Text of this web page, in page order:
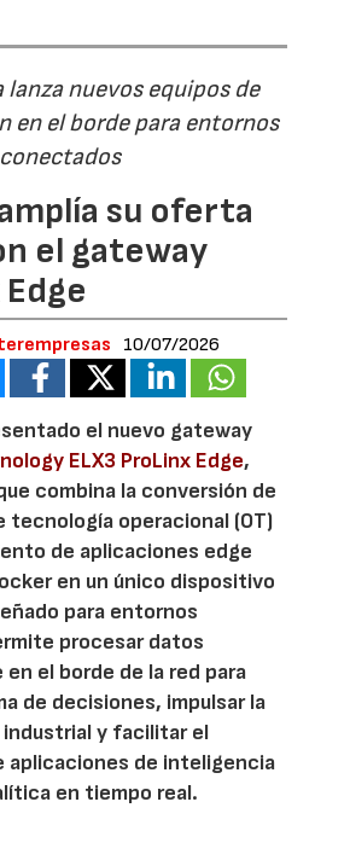
lanza nuevos equipos de
en el borde para entornos
su oferta
el gateway
10/07/2026
el nuevo gateway
ELX3 ProLinx Edge,
combina la conversión de
tecnología operacional (OT)
de aplicaciones edge
en un único dispositivo
para entornos
procesar datos
el borde de la red para
de decisiones, impulsar la
y facilitar el
aplicaciones de inteligencia
en tiempo real.